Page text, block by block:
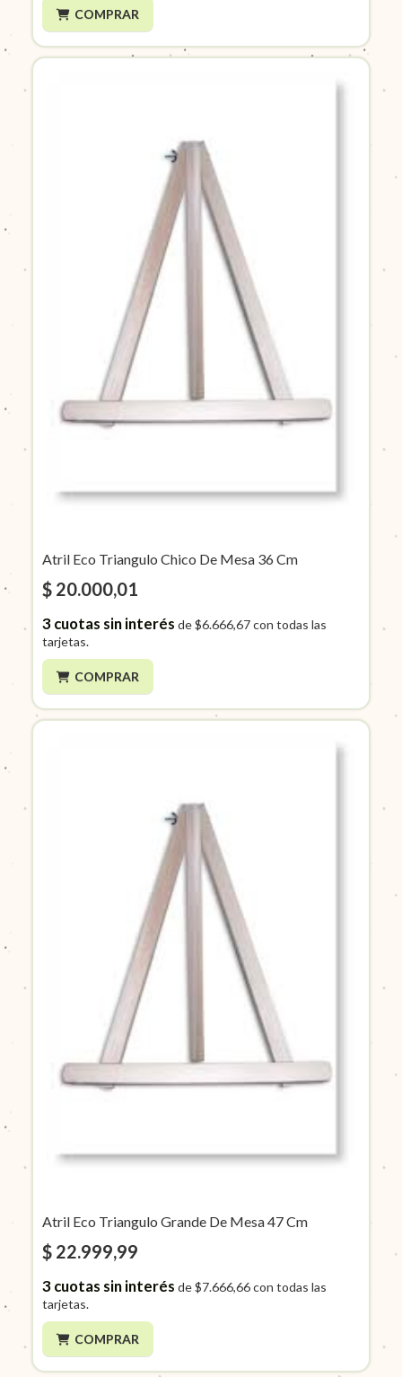
COMPRAR
Atril Eco Triangulo Chico De Mesa 36 Cm
$ 20.000,01
3cuotas sin interés de$6.666,67con todas las
tarjetas.
COMPRAR
Atril Eco Triangulo Grande De Mesa 47 Cm
$ 22.999,99
3cuotas sin interés de$7.666,66con todas las
tarjetas.
COMPRAR